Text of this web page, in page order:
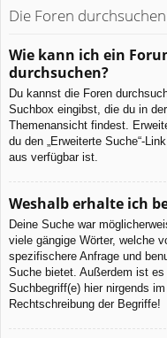
Die Foren durchsuchen
Wie kann ich ein
durchsuchen?
Du kannst die Foren
Suchbox eingibst, die du in
Themenansicht findest.
du den „Erweiterte Suche“-
aus verfügbar ist.
Weshalb erhalte ich
Deine Suche war
viele gängige Wörter, welche
spezifischere Anfrage und
Suche bietet. Außerdem ist
Suchbegriff(e) hier nirgends
Rechtschreibung der Begriffe!